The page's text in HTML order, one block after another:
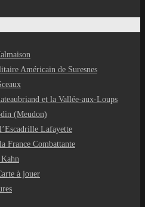
Américain de Suresnes
et la Vallée-aux-Loups
(Meudon)
Lafayette
France Combattante
à jouer